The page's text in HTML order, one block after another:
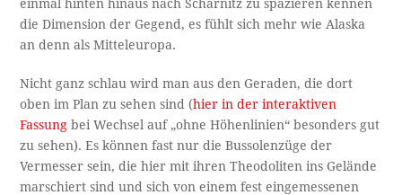
einmal hinten hinaus nach Scharnitz zu spazieren kennen
die Dimension der Gegend, es fühlt sich mehr wie Alaska
an denn als Mitteleuropa.
Nicht ganz schlau wird man aus den Geraden, die dort
oben im Plan zu sehen sind (hier in der interaktiven
Fassung bei Wechsel auf „ohne Höhenlinien“ besonders gut
zu sehen). Es können fast nur die Bussolenzüge der
Vermesser sein, die hier mit ihren Theodoliten ins Gelände
marschiert sind und sich von einem fest eingemessenen